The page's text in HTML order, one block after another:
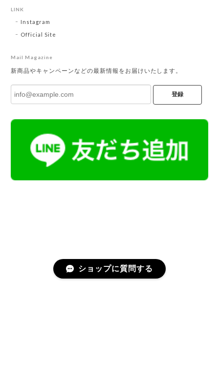
LINK
Instagram
Official Site
Mail Magazine
新商品やキャンペーンなどの最新情報をお届けいたします。
登録
ショップに質問する